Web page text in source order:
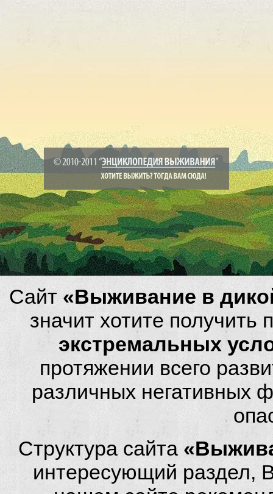
Сайт «Выживание в
значит хотите
экстремальных
протяжении всего
различных негативных
Структура сайта
интересующий раздел,